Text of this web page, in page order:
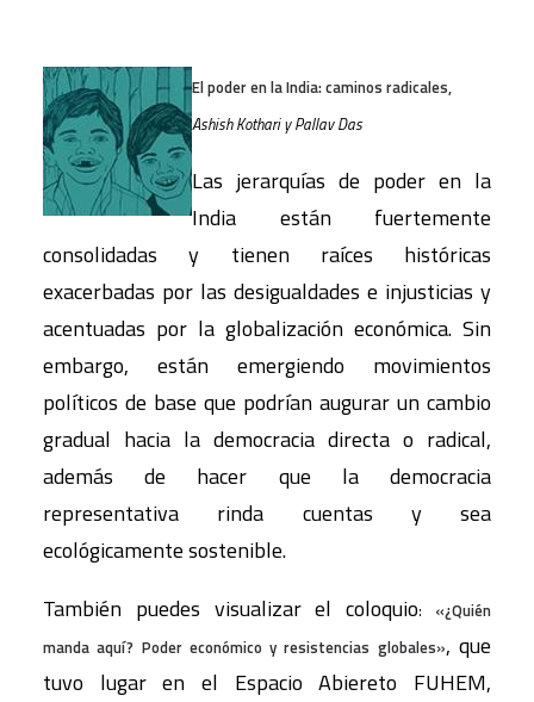
El poder en la India: caminos radicales,
Ashish Kothari y Pallav Das
Las jerarquías de poder en la
India están fuertemente
consolidadas y tienen raíces históricas
exacerbadas por las desigualdades e injusticias y
acentuadas por la globalización económica. Sin
embargo, están emergiendo movimientos
políticos de base que podrían augurar un cambio
gradual hacia la democracia directa o radical,
además de hacer que la democracia
representativa rinda cuentas y sea
ecológicamente sostenible.
También puedes visualizar el coloquio: «¿Quién
manda aquí? Poder económico y resistencias globales», que
tuvo lugar en el Espacio Abiereto FUHEM,